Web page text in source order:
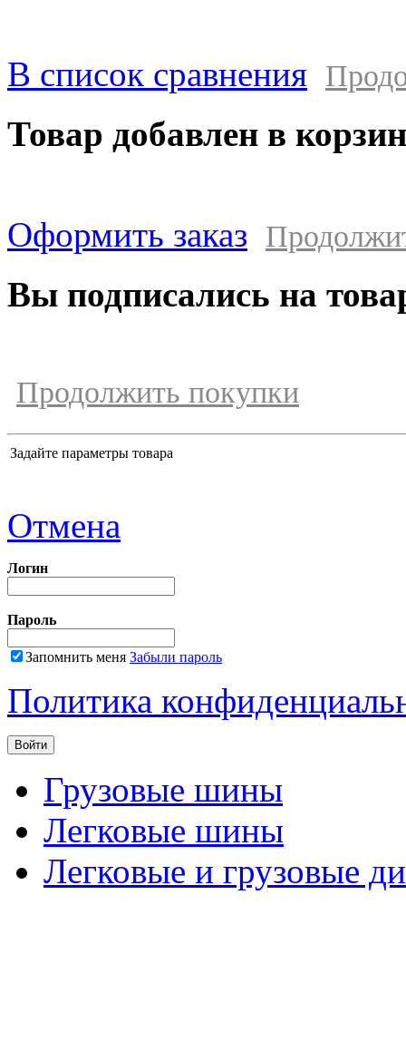
В список сравнения
Товар добавлен в
Оформить заказ
Вы подписались на
Продолжить покупки
Задайте параметры товара
Отмена
Логин
Пароль
Запомнить меня Забыли пароль
Политика
Грузовые шины
Легковые шины
Легковые и грузовые